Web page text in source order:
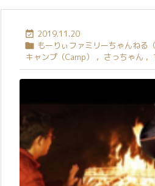
 2019.11.20
 もーりぃファミリーちゃんねる（
キャンプ（Camp）
, さっちゃん ,